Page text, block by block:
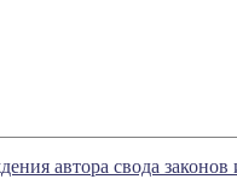
автора свода